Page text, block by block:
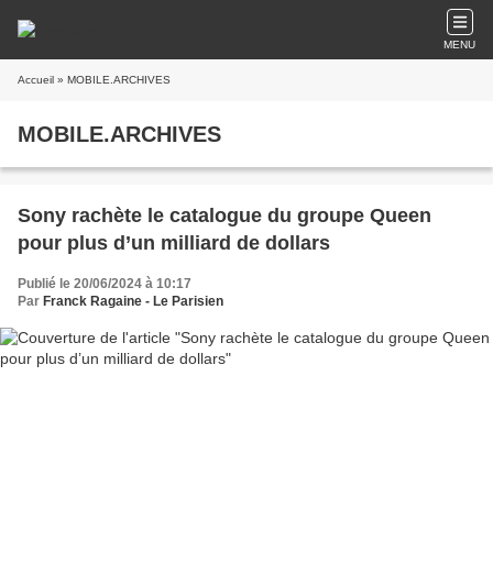
MENU
Accueil » MOBILE.ARCHIVES
MOBILE.ARCHIVES
Sony rachète le catalogue du groupe Queen
pour plus d’un milliard de dollars
Publié le 20/06/2024 à 10:17
Par Franck Ragaine - Le Parisien